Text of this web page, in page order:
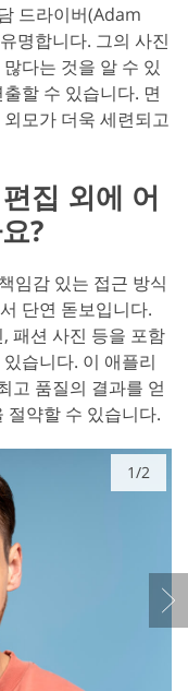
드라이버(Adam
명합니다. 그의 사진
다는 것을 알 수 있
할 수 있습니다. 면
모가 더욱 세련되고
집 외에 어
?
임감 있는 접근 방식
단연 돋보입니다.
패션 사진 등을 포함
습니다. 이 애플리
고 품질의 결과를 얻
절약할 수 있습니다.
1/2